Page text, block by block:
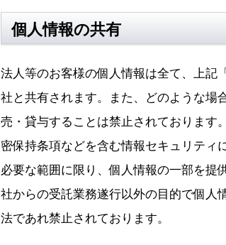
個人情報の共有
法人等のお客様の個人情報は全て、上記
社と共有されます。また、どのような場
売・貸与することは禁止されております
密保持条項などを含む情報セキュリティ
必要な範囲に限り、個人情報の一部を提
社からの受託業務遂行以外の目的で個人
法であれ禁止されております。